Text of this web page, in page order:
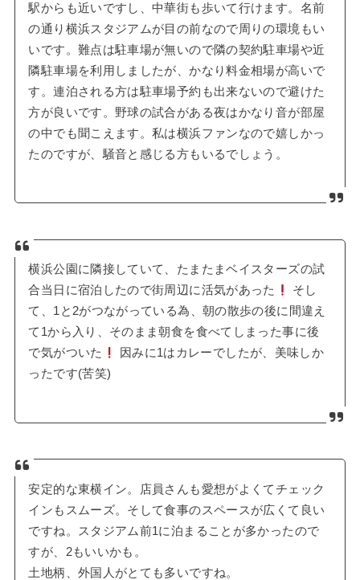
駅からも近いですし、中華街も歩いて行けます。名前
の通り横浜スタジアムが目の前なので周りの環境もい
いです。難点は駐車場が無いので隣の契約駐車場や近
隣駐車場を利用しましたが、かなり料金相場が高いで
す。連泊される方は駐車場予約も出来ないので避けた
方が良いです。野球の試合がある夜はかなり音が部屋
の中でも聞こえます。私は横浜ファンなので嬉しかっ
たのですが、騒音と感じる方もいるでしょう。
横浜公園に隣接していて、たまたまベイスターズの試
合当日に宿泊したので街周辺に活気があった
そし
て、1と2がつながっている為、朝の散歩の後に間違え
て1から入り、そのまま朝食を食べてしまった事に後
で気がついた
因みに1はカレーでしたが、美味しか
ったです(苦笑)
安定的な東横イン。店員さんも愛想がよくてチェック
インもスムーズ。そして食事のスペースが広くて良い
ですね。スタジアム前1に泊まることが多かったので
すが、2もいいかも。
土地柄、外国人がとても多いですね。